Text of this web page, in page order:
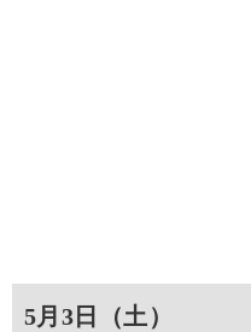
5月3日（土）